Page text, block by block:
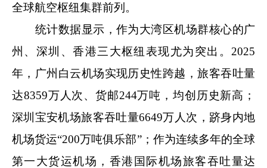
全球航空枢纽集群前列。
统计数据显示，作为大湾区机场群核心的广
州、深圳、香港三大枢纽表现尤为突出。2025
年，广州白云机场实现历史性跨越，旅客吞吐量
达8359万人次、货邮244万吨，均创历史新高；
深圳宝安机场旅客吞吐量6649万人次，跻身内地
机场货运“200万吨俱乐部”；作为连续多年的全球
第一大货运机场，香港国际机场旅客吞吐量达